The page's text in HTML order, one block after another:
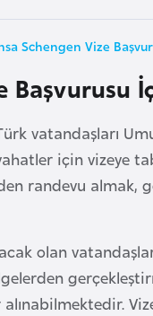
Schengen Vize
Başvurusu
vatandaşları
için vizeye
randevu almak,
olan